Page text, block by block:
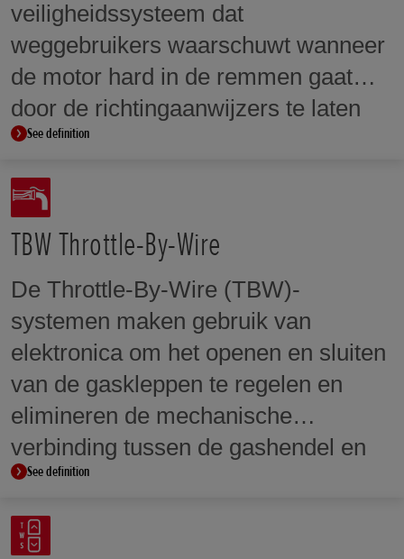
veiligheidssysteem dat
weggebruikers waarschuwt wanneer
de motor hard in de remmen gaat
door de richtingaanwijzers te laten
knipperen tijdens het remmanoeuvre.
See definition
TBW Throttle-By-Wire
De Throttle-By-Wire (TBW)-
systemen maken gebruik van
elektronica om het openen en sluiten
van de gaskleppen te regelen en
elimineren de mechanische
verbinding tussen de gashendel en
de gaskleppen. TBW stelt het PGM-
FI-systeem in staat om de
gasklepopening over het hele
See definition